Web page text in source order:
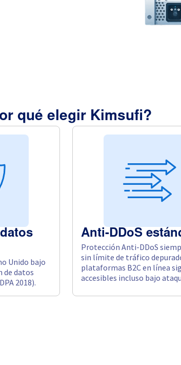
qué elegir Kimsufi?
Unido bajo
de datos
2018).
Anti-DDoS
Protección Anti-DDoS
sin límite de tráfico
plataformas B2C en línea
accesibles incluso bajo